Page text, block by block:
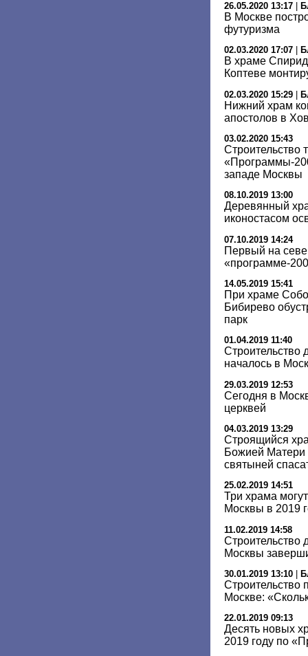
26.05.2020 13:17
В Москве
футуризма
02.03.2020 17:07
В храме
Коптеве
02.03.2020 15:29 |
Нижний храм
апостолов в
03.02.2020 15:43
Строительство
«Программы-
западе Москвы
08.10.2019 13:00
Деревянный
иконостасом
07.10.2019 14:24
Первый на
«программе-
14.05.2019 15:41
При храме
Бибирево
парк
01.04.2019 11:40
Строительство
началось в
29.03.2019 12:53
Сегодня в
церквей
04.03.2019 13:29
Строящийся
Божией Матери
святыней
25.02.2019 14:51
Три храма
Москвы в 2019
11.02.2019 14:58
Строительство
Москвы
30.01.2019 13:10
Строительство
Москве:
22.01.2019 09:13
Десять новых
2019 году по